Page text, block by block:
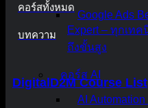
Google Ads
Expert – ทุกเท
ถึงขั้นสูง
คอร์ส AI
AI
คอร์สทั้งหมด
บทความ
DigitalD2M Course List